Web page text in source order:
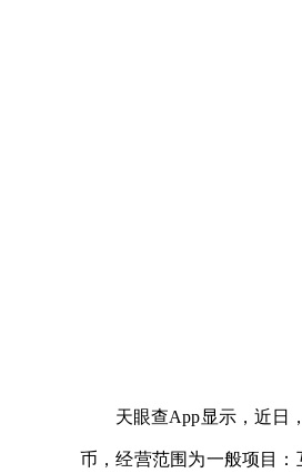
天眼查App显示，近日
币，经营范围为一般项目